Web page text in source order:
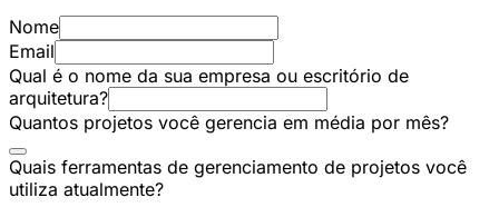
Nome
Email
Qual é o nome da sua empresa ou escritório de
arquitetura?
Quantos projetos você gerencia em média por mês?
Quais ferramentas de gerenciamento de projetos você
utiliza atualmente?